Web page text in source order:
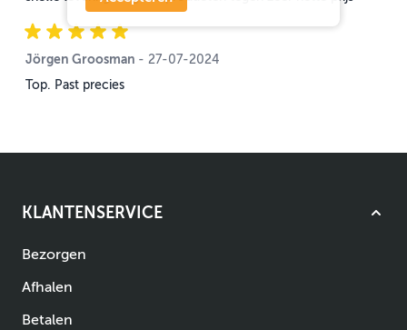
Jörgen Groosman - 27 juli 2024
27-07-2024
Top. Past precies
KLANTENSERVICE
Bezorgen
Afhalen
Betalen